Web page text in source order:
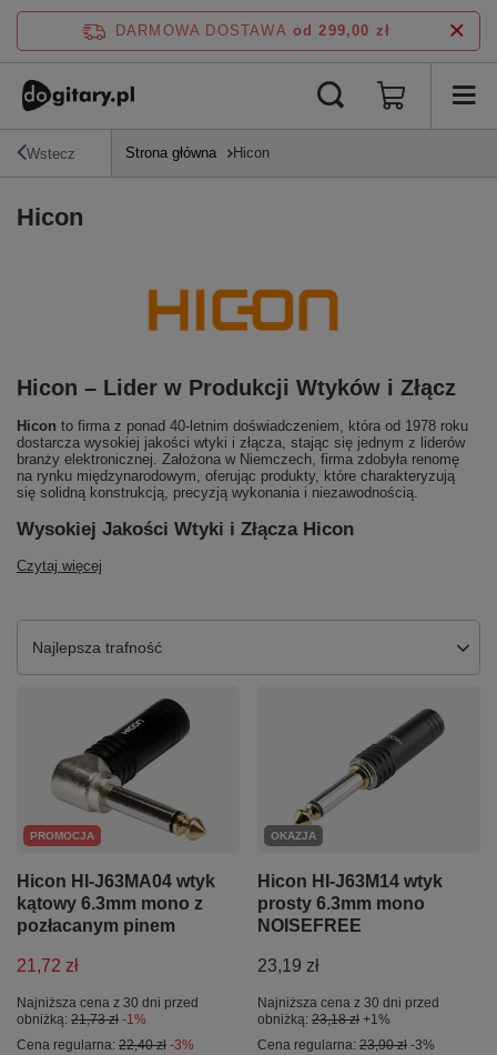
DARMOWA DOSTAWA od 299,00 zł
Wstecz Strona główna Hicon
Hicon
Hicon – Lider w Produkcji Wtyków i Złącz
Hicon to firma z ponad 40-letnim doświadczeniem, która od 1978 roku
dostarcza wysokiej jakości wtyki i złącza, stając się jednym z liderów
branży elektronicznej. Założona w Niemczech, firma zdobyła renomę
na rynku międzynarodowym, oferując produkty, które charakteryzują
się solidną konstrukcją, precyzją wykonania i niezawodnością.
Wysokiej Jakości Wtyki i Złącza Hicon
Czytaj więcej
Zmień sortowanie
Najlepsza trafność
PROMOCJA
Hicon HI-J63MA04 wtyk
kątowy 6.3mm mono z
pozłacanym pinem
21,72 zł
Najniższa cena z 30 dni przed
obniżką: 21,73 zł -1%
Cena regularna: 22,40 zł -3%
OKAZJA
Hicon HI-J63M14 wtyk
prosty 6.3mm mono
NOISEFREE
23,19 zł
Najniższa cena z 30 dni przed
obniżką: 23,18 zł +1%
Cena regularna: 23,90 zł -3%